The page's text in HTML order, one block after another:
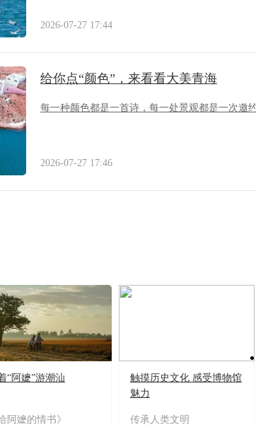
2026-07-27 17:44
给你点“颜色”，来看看大美青海
每一种颜色都是一首诗，每一处景观都是一次邀
2026-07-27 17:46
“阿嬷”游潮汕
阿嬷的情书》
触摸历史文化 感受博物馆
魅力
传承人类文明